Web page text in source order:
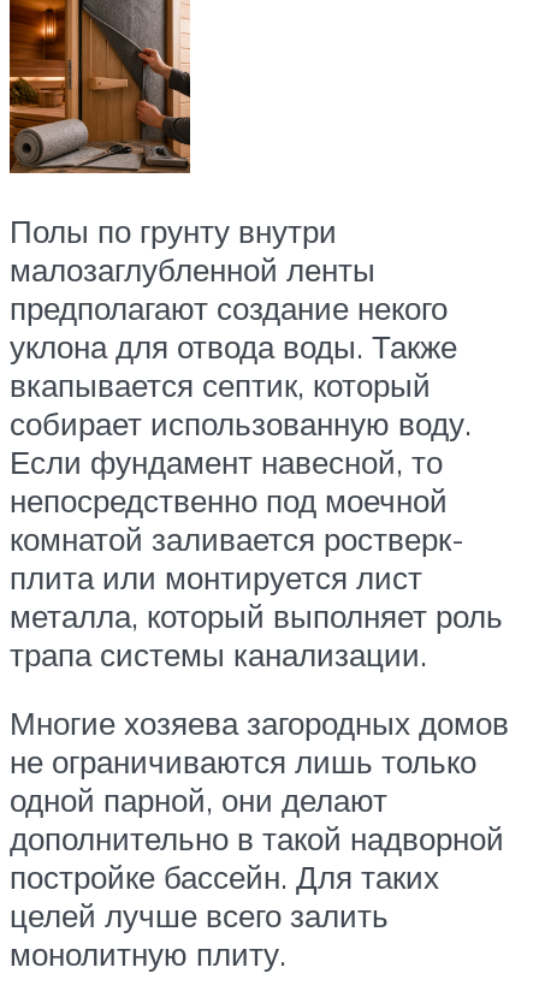
Полы по грунту внутри
малозаглубленной ленты
предполагают создание некого
уклона для отвода воды. Также
вкапывается септик, который
собирает использованную воду.
Если фундамент навесной, то
непосредственно под моечной
комнатой заливается ростверк-
плита или монтируется лист
металла, который выполняет роль
трапа системы канализации.
Многие хозяева загородных домов
не ограничиваются лишь только
одной парной, они делают
дополнительно в такой надворной
постройке бассейн. Для таких
целей лучше всего залить
монолитную плиту.